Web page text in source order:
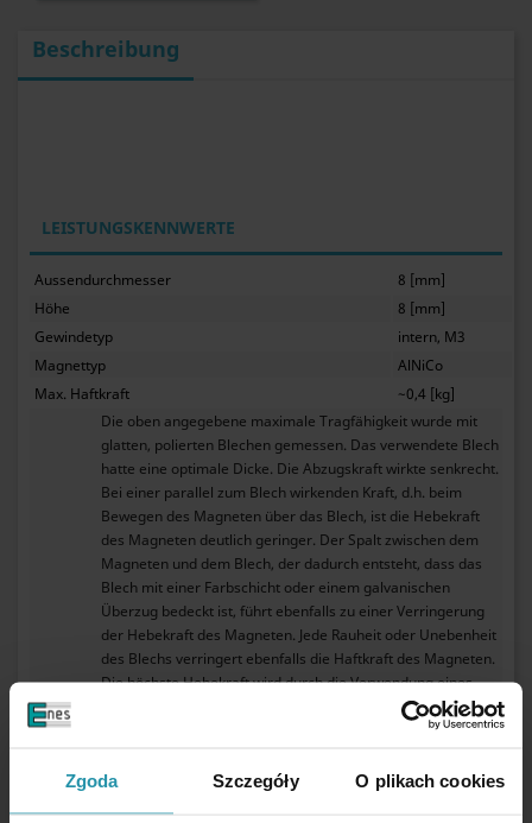
Zgoda Szczegóły O plikach cookies
Beschreibung
LEISTUNGSKENNWERTE
Aussendurchmesser
8 [mm]
Höhe
8 [mm]
Gewindetyp
intern, M3
Magnettyp
AlNiCo
Max. Haftkraft
~0,4 [kg]
Die oben angegebene maximale Tragfähigkeit wurde mit
glatten, polierten Blechen gemessen. Das verwendete Blech
hatte eine optimale Dicke. Die Abzugskraft wirkte senkrecht.
Bei einer parallel zum Blech wirkenden Kraft, d.h. beim
Bewegen des Magneten über das Blech, ist die Hebekraft
des Magneten deutlich geringer. Der Spalt zwischen dem
Magneten und dem Blech, der dadurch entsteht, dass das
Blech mit einer Farbschicht oder einem galvanischen
Überzug bedeckt ist, führt ebenfalls zu einer Verringerung
der Hebekraft des Magneten. Jede Rauheit oder Unebenheit
des Blechs verringert ebenfalls die Haftkraft des Magneten.
Die höchste Hebekraft wird durch die Verwendung eines
ausreichend dicken Blechs mit einem hohen Eisenanteil
erreicht. Die Verwendung von Stahl- oder Gusseisenblechen
Tragkraft. Die maximale Tragkraft wird auch von der